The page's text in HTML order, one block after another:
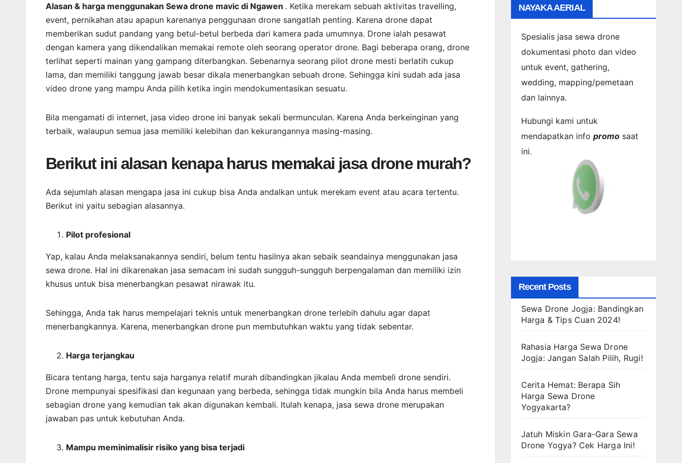
Alasan & harga menggunakan Sewa drone mavic di Ngawen . Ketika merekam sebuah aktivitas travelling,
event, pernikahan atau apapun karenanya penggunaan drone sangatlah penting. Karena drone dapat
memberikan sudut pandang yang betul-betul berbeda dari kamera pada umumnya. Drone ialah pesawat
dengan kamera yang dikendalikan memakai remote oleh seorang operator drone. Bagi beberapa orang, drone
terlihat seperti mainan yang gampang diterbangkan. Sebenarnya seorang pilot drone mesti berlatih cukup
lama, dan memiliki tanggung jawab besar dikala menerbangkan sebuah drone. Sehingga kini sudah ada jasa
video drone yang mampu Anda pilih ketika ingin mendokumentasikan sesuatu.
Bila mengamati di internet, jasa video drone ini banyak sekali bermunculan. Karena Anda berkeinginan yang
terbaik, walaupun semua jasa memiliki kelebihan dan kekurangannya masing-masing.
Berikut ini alasan kenapa harus memakai jasa drone murah?
Ada sejumlah alasan mengapa jasa ini cukup bisa Anda andalkan untuk merekam event atau acara tertentu.
Berikut ini yaitu sebagian alasannya.
Pilot profesional
Yap, kalau Anda melaksanakannya sendiri, belum tentu hasilnya akan sebaik seandainya menggunakan jasa
sewa drone. Hal ini dikarenakan jasa semacam ini sudah sungguh-sungguh berpengalaman dan memiliki izin
khusus untuk bisa menerbangkan pesawat nirawak itu.
Sehingga, Anda tak harus mempelajari teknis untuk menerbangkan drone terlebih dahulu agar dapat
menerbangkannya. Karena, menerbangkan drone pun membutuhkan waktu yang tidak sebentar.
Harga terjangkau
Bicara tentang harga, tentu saja harganya relatif murah dibandingkan jikalau Anda membeli drone sendiri.
Drone mempunyai spesifikasi dan kegunaan yang berbeda, sehingga tidak mungkin bila Anda harus membeli
sebagian drone yang kemudian tak akan digunakan kembali. Itulah kenapa, jasa sewa drone merupakan
jawaban pas untuk kebutuhan Anda.
Mampu meminimalisir risiko yang bisa terjadi
NAYAKA AERIAL
Spesialis jasa sewa drone
dokumentasi photo dan video
untuk event, gathering,
wedding, mapping/pemetaan
dan lainnya.
Hubungi kami untuk
mendapatkan info promosaat
ini.
Recent Posts
Sewa Drone Jogja: Bandingkan
Harga & Tips Cuan 2024!
Rahasia Harga Sewa Drone
Jogja: Jangan Salah Pilih, Rugi!
Cerita Hemat: Berapa Sih
Harga Sewa Drone
Yogyakarta?
Jatuh Miskin Gara-Gara Sewa
Drone Yogya? Cek Harga Ini!